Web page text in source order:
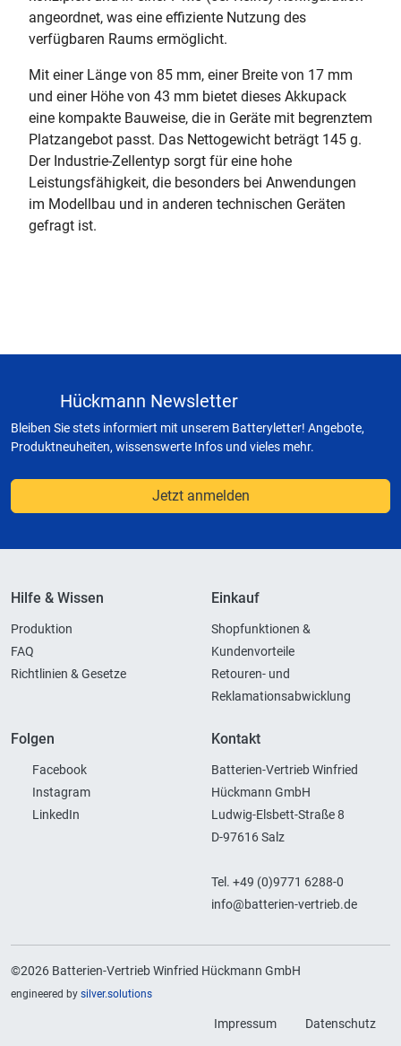
angeordnet, was eine effiziente Nutzung des
verfügbaren Raums ermöglicht.
Mit einer Länge von 85 mm, einer Breite von 17 mm
und einer Höhe von 43 mm bietet dieses Akkupack
eine kompakte Bauweise, die in Geräte mit begrenztem
Platzangebot passt. Das Nettogewicht beträgt 145 g.
Der Industrie-Zellentyp sorgt für eine hohe
Leistungsfähigkeit, die besonders bei Anwendungen
im Modellbau und in anderen technischen Geräten
gefragt ist.
Hückmann Newsletter
Bleiben Sie stets informiert mit unserem Batteryletter! Angebote,
Produktneuheiten, wissenswerte Infos und vieles mehr.
Jetzt anmelden
Hilfe & Wissen
Produktion
FAQ
Richtlinien & Gesetze
Einkauf
Shopfunktionen &
Kundenvorteile
Retouren- und
Reklamationsabwicklung
Folgen
Facebook
Instagram
LinkedIn
Kontakt
Batterien-Vertrieb Winfried
Hückmann GmbH
Ludwig-Elsbett-Straße 8
D-97616 Salz
Tel. +49 (0)9771 6288-0
info@batterien-vertrieb.de
©2026 Batterien-Vertrieb Winfried Hückmann GmbH
engineered by silver.solutions
Impressum Datenschutz